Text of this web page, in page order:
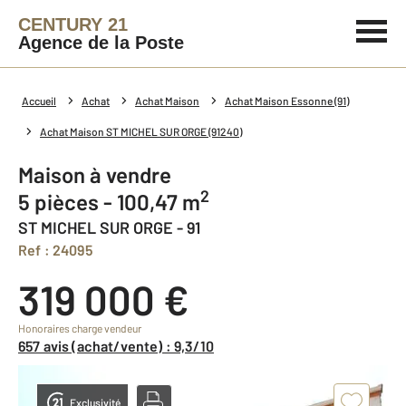
CENTURY 21
Agence de la Poste
Accueil Achat Achat Maison Achat Maison Essonne (91)
Achat Maison ST MICHEL SUR ORGE (91240)
Maison à vendre
5 pièces - 100,47 m2
ST MICHEL SUR ORGE - 91
Ref : 24095
319 000 €
Honoraires charge vendeur
657 avis (achat/vente) : 9,3/10
Exclusivité